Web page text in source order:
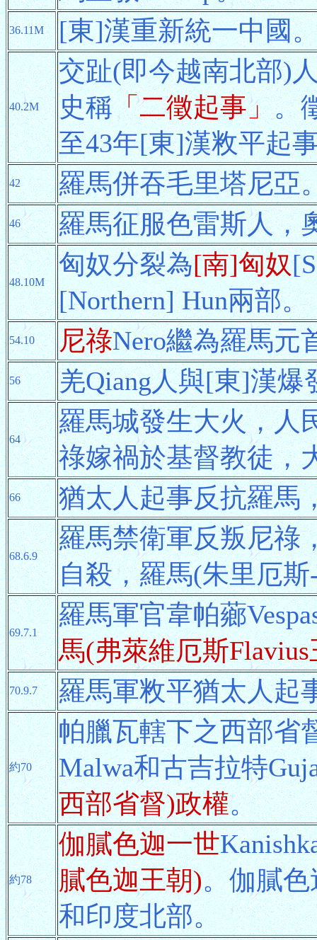
36.11M [東]漢重新統一中國
40.2M
交趾(即今越南北部)
史稱「二徵起事」。
至43年[東]漢敉平起
42 羅馬併吞毛里塔尼亞
46 羅馬征服色雷斯人，
48.10M
匈奴分裂為[南]匈奴
[Northern] Hun兩部。
54.10 尼祿Nero繼為羅馬元
56 羌Qiang人與[東]漢爆
64
羅馬城發生大火，人
祿嫁禍於基督教徒，
66 猶太人起事反抗羅馬
68.6.9
羅馬禁衛軍反叛尼祿
自殺，羅馬(朱里厄
69.7.1
羅馬軍官韋帕薌
馬(弗萊維厄斯
70.9.7 羅馬軍敉平猶太人起
約70
帕臘瓦轄下之西部省
Malwa和古吉拉特
西部省督)政權。
約78
伽膩色迦一世
膩色迦王朝)。伽膩
和印度北部。